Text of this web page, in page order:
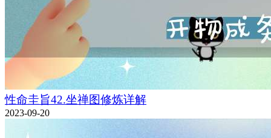
性命圭旨42.坐禅图修炼详解
2023-09-20